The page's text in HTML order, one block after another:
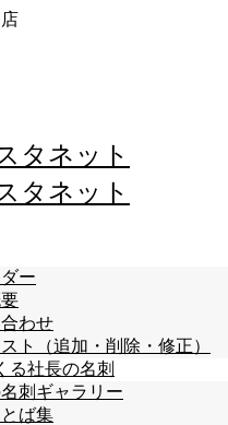
タネット
タネット
ー
わせ
ト（追加・削除・修正）
る社長の名刺
刺ギャラリー
ば集